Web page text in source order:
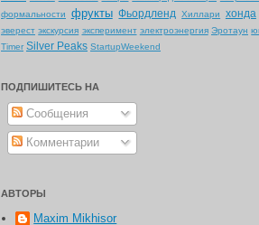
формальности фрукты Фьордленд Хиллари хонда
эверест экскурсия эксперимент электроэнергия Эротаун
Timer Silver Peaks StartupWeekend
ПОДПИШИТЕСЬ НА
Сообщения
Комментарии
АВТОРЫ
Maxim Mikhisor